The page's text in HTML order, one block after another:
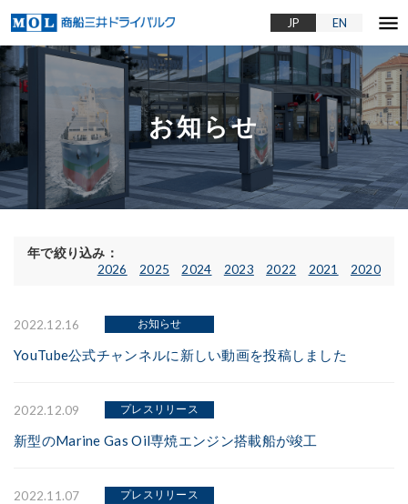
EN
JP menu
お知らせ
年で絞り込み：
2026
2025 2024 2023 2022 2021 2020
2022.12.16 お知らせ
YouTube公式チャンネルに新しい動画を投稿しました
2022.12.09 プレスリリース
新型のMarine Gas Oil専焼エンジン搭載船が竣工
2022.11.07 プレスリリース